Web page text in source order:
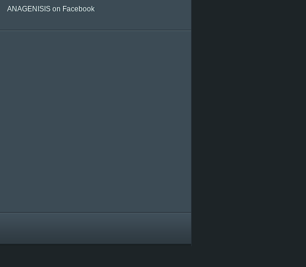
ANAGENISIS on Facebook